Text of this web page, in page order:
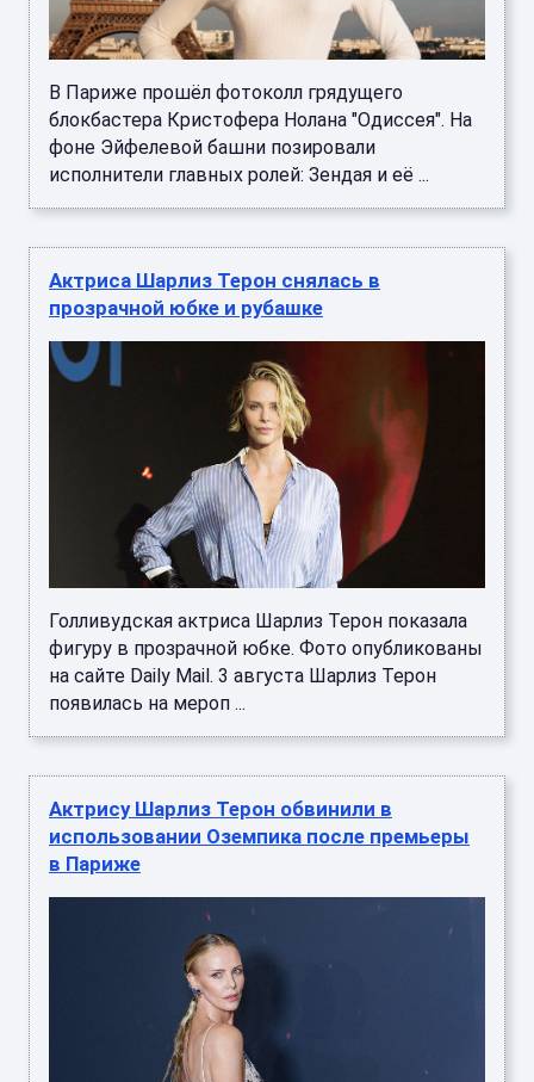
В Париже прошёл фотоколл грядущего
блокбастера Кристофера Нолана "Одиссея". На
фоне Эйфелевой башни позировали
исполнители главных ролей: Зендая и её ...
Актриса Шарлиз Терон снялась в
прозрачной юбке и рубашке
Голливудская актриса Шарлиз Терон показала
фигуру в прозрачной юбке. Фото опубликованы
на сайте Daily Mail. 3 августа Шарлиз Терон
появилась на мероп ...
Актрису Шарлиз Терон обвинили в
использовании Оземпика после премьеры
в Париже